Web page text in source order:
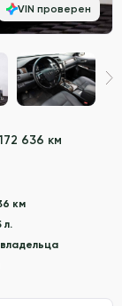
636 км
км
л.
VIN проверен